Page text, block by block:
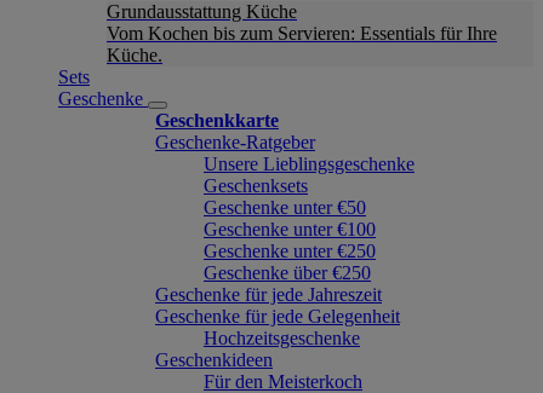
Grundausstattung Küche
Vom Kochen bis zum Servieren: Essentials für Ihre
Küche.
Sets
Geschenke
Geschenkkarte
Geschenke-Ratgeber
Unsere Lieblingsgeschenke
Geschenksets
Geschenke unter €50
Geschenke unter €100
Geschenke unter €250
Geschenke über €250
Geschenke für jede Jahreszeit
Geschenke für jede Gelegenheit
Hochzeitsgeschenke
Geschenkideen
Für den Meisterkoch